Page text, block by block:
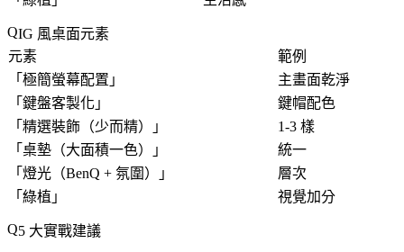
IG 風桌面元素
元素
範例
「 極簡螢幕配置 」
主畫面乾淨
「 鍵盤客製化 」
鍵帽配色
「 精選裝飾（少而精） 」
1-3 樣
「 桌墊（大面積一色） 」
統一
「 燈光（BenQ + 氛圍） 」
層次
「 綠植 」 視覺加分
5 大實戰建議